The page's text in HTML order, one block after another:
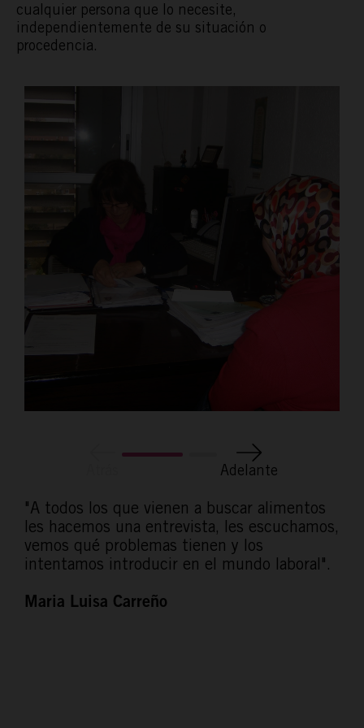
cualquier persona que lo necesite,
independientemente de su situación o
procedencia.
Adelante
"A todos los que vienen a buscar alimentos
les hacemos una entrevista, les escuchamos,
vemos qué problemas tienen y los
intentamos introducir en el mundo laboral".
Maria Luisa Carreño